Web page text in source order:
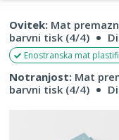
Ovitek: Mat
barvni tisk (4/4)
Enostranska mat
Notranjost: Mat
barvni tisk (4/4)